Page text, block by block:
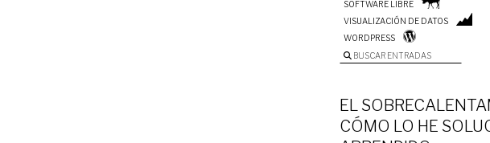
SOFTWARE LIBRE
VISUALIZACIÓN DE DATOS
WORDPRESS
BUSCAR ENTRADAS
EL
CÓMO LO HE